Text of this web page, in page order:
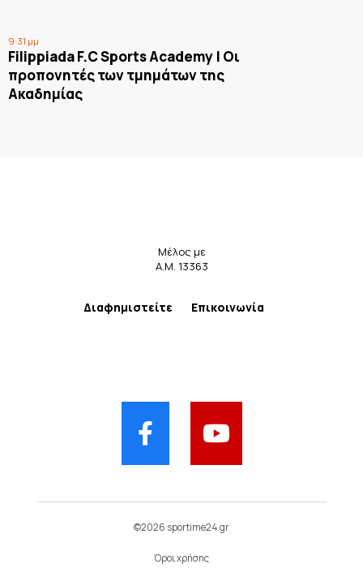
9:31 μμ
Filippiada F.C Sports Academy | Οι
προπονητές των τμημάτων της
Ακαδημίας
Μέλος με
Α.Μ. 13363
Διαφημιστείτε Επικοινωνία
©2026 sportime24.gr
Όροι χρήσης